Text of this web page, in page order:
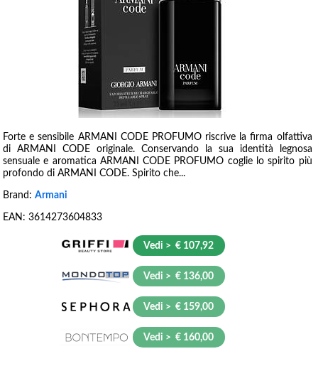
Forte e sensibile ARMANI CODE PROFUMO riscrive la firma olfattiva
di ARMANI CODE originale. Conservando la sua identità legnosa
sensuale e aromatica ARMANI CODE PROFUMO coglie lo spirito più
profondo di ARMANI CODE. Spirito che...
Brand: Armani
EAN: 3614273604833
Vedi > € 107,92
Vedi > € 136,00
Vedi > € 159,00
Vedi > € 160,00